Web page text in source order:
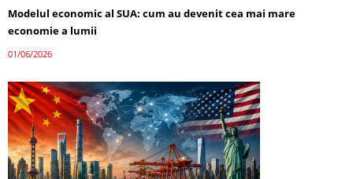
Modelul economic al SUA: cum au devenit cea mai mare
economie a lumii
01/06/2026